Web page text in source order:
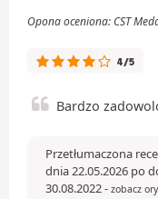
Opona oceniona: CST
4/5
Bardzo
Przetłumaczona
dnia 22.05.2026 po
30.08.2022- zobacz